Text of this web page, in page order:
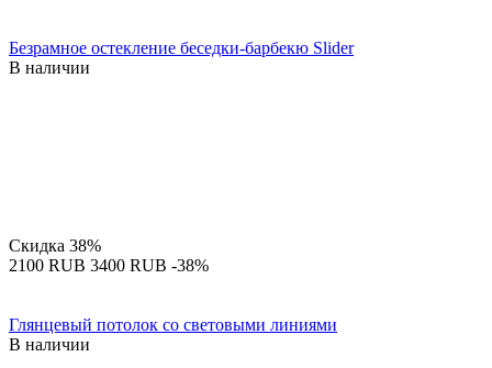
Безрамное остекление беседки-барбекю Slider
В наличии
Скидка 38%
‍2100‍ RUB ‍3400‍ RUB -38%
Глянцевый потолок со световыми линиями
В наличии